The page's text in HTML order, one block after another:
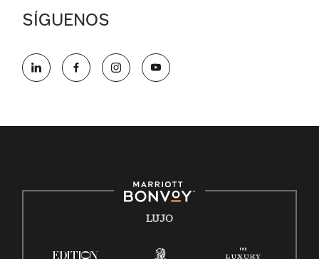
en línea, por favor llame al 301-581-1400 o correo
electrónico hqaffirmativeaction@marriott.com
oportunidades que se compromete a contratar una fuerza de
trabajo diversa y a mantener una cultura inclusiva. Marriott
Derecho a trabajar inglés/español
Conozca sus derechos
Ley de licencia familiar y médica (FMLA)
SÍGUENOS
LUJO